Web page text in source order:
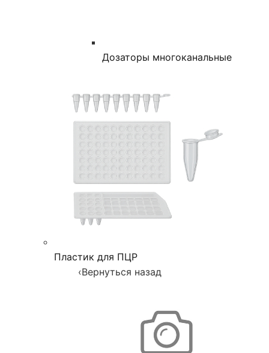
Дозаторы многоканальные
Пластик для ПЦР
‹Вернуться назад